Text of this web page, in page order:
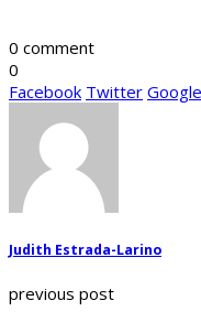
0 comment
0
Facebook Twitter
Judith Estrada-Larino
previous post